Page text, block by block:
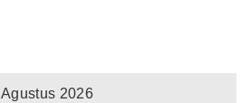
Agustus 2026